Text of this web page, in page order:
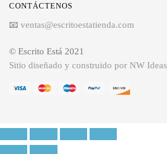
CONTÁCTENOS
📧 ventas@escritoestatienda.com
© Escrito Está 2021
Sitio diseñado y construido por NW Ideas